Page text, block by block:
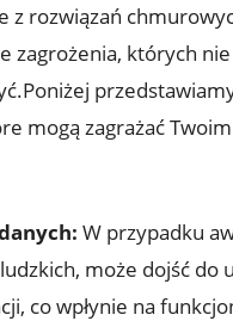
‍z rozwiązań
zagrożenia, których
mogą zagrażać
W przypadku
może ​dojść do
co wpłynie na